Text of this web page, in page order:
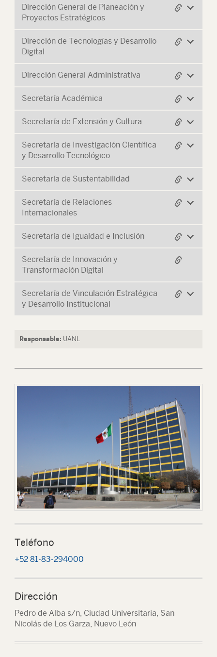
Dirección General de Planeación y
Proyectos Estratégicos
Dirección de Tecnologías y Desarrollo
Digital
Dirección General Administrativa
Secretaría Académica
Secretaría de Extensión y Cultura
Secretaría de Investigación Científica
y Desarrollo Tecnológico
Secretaría de Sustentabilidad
Secretaría de Relaciones
Internacionales
Secretaría de Igualdad e Inclusión
Secretaría de Innovación y
Transformación Digital
Secretaría de Vinculación Estratégica
y Desarrollo Institucional
Responsable: UANL
Teléfono
+52 81-83-294000
Dirección
Pedro de Alba s/n, Ciudad Universitaria, San
Nicolás de Los Garza, Nuevo León